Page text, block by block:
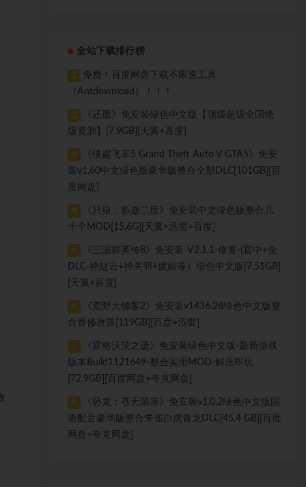
全站下载排行榜
1
免费！百度网盘下载不限速工具
（Antdownload）！！！
2
《还愿》免安装绿色中文版【顶级超级全国绝
版资源】[7.9GB][天翼+百度]
3
《侠盗飞车5 Grand Theft Auto V GTA5》免安
装v1.60中文绿色版豪华版整合全部DLC[101GB][百
度网盘]
4
《只狼：影逝二度》免安装中文绿色版整合几
十个MOD[15.6G][天翼+迅雷+百度]
5
《三国群英传8》免安装-V2.1.1-修复-(官中+全
DLC-神赵云+神关羽+虞姬等）绿色中文版[7.51GB]
[天翼+百度]
6
《荒野大镖客2》免安装v1436.28绿色中文版整
合置修改器[119GB][百度+迅雷]
7
《霍格沃茨之遗》免安装绿色中文版-最新游戏
版本Build1121649-整合实用MOD-解压即玩
[72.9GB][百度网盘+夸克网盘]
8
《卧龙：苍天陨落》免安装v1.0.2绿色中文版国
语配音豪华版整合朱雀白虎青龙DLC[45.4 GB][百度
网盘+夸克网盘]